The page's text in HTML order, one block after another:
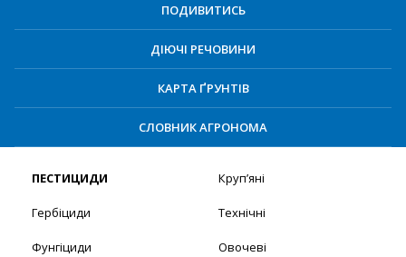
ПОДИВИТИСЬ
ДІЮЧІ РЕЧОВИНИ
КАРТА ҐРУНТІВ
СЛОВНИК АГРОНОМА
ПЕСТИЦИДИ
Гербіциди
Фунгіциди
Круп’яні
Технічні
Овочеві